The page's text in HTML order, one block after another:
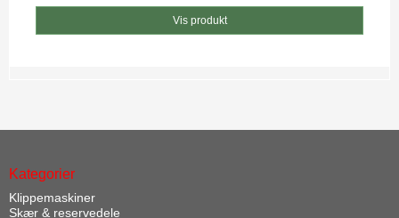
Vis produkt
Kategorier
Klippemaskiner
Skær & reservedele